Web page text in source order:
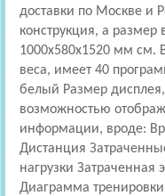
доставки по Москве и
конструкция, а размер
1000x580x1520 мм см.
веса, имеет 40
белый Размер
возможностью
информации, вроде:
Дистанция
нагрузки Затраченная
Диаграмма